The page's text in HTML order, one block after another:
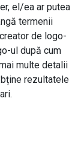
el/ea ar putea
termenii
de logo-
ul după cum
multe detalii
rezultatele